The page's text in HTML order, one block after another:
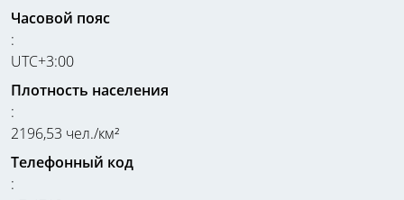
Часовой пояс
:
UTC+3:00
Плотность населения
:
2196,53 чел./км²
Телефонный код
: